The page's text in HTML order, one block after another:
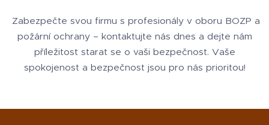
Zabezpečte svou firmu s profesionály v oboru BOZP a
požární ochrany – kontaktujte nás dnes a dejte nám
příležitost starat se o vaši bezpečnost. Vaše
spokojenost a bezpečnost jsou pro nás prioritou!